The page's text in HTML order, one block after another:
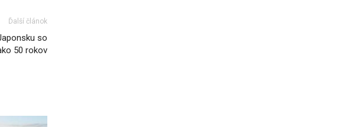
Ďalší článok
so
50 rokov